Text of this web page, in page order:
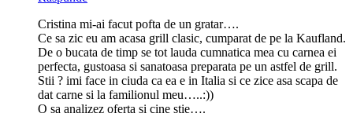
Cristina mi-ai facut pofta de un gratar….
Ce sa zic eu am acasa grill clasic, cumparat de pe la Kaufland.
De o bucata de timp se tot lauda cumnatica mea cu carnea ei
perfecta, gustoasa si sanatoasa preparata pe un astfel de grill.
Stii ? imi face in ciuda ca ea e in Italia si ce zice asa scapa de
dat carne si la familionul meu…..:))
O sa analizez oferta si cine stie….